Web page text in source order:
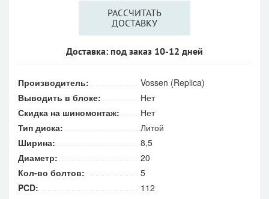
РАССЧИТАТЬ
ДОСТАВКУ
Доставка: под заказ 10-12 дней
Производитель:
Vossen (Replica)
Выводить в блоке:
Нет
Скидка на шиномонтаж:
Нет
Тип диска:
Литой
Ширина:
8,5
Диаметр:
20
Кол-во болтов:
5
PCD:
112